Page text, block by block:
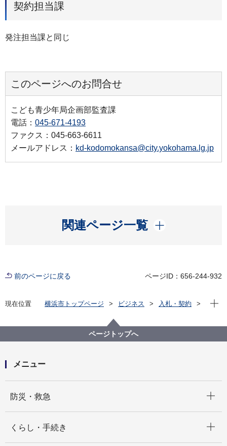
契約担当課
発注担当課と同じ
このページへのお問合せ
こども青少年局企画部監査課
電話： 045-671-4193
ファクス：045-663-6611
メールアドレス： kd-kodomokansa@city.yokohama.lg.jp
関連ページ一覧
開く
前のページに戻る ページID：656-244-932
現在位置 横浜市トップページ ビジネス
入札・契約
【入札結果掲載】【公募型指名競争入札】令和７年
度 民間保育所等工事検査業務委託
現在
ページトップへ
メニュー
防災・救急
くらし・手続き